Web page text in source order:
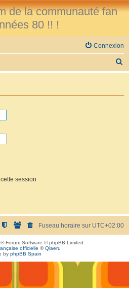
de la communauté fan
80 !! !
Connexion
e
session
Fuseau horaire sur UTC+02:00
® Forum Software © phpBB Limited
officielle ©Qiaeru
by phpBB Spain